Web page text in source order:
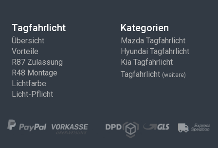
Tagfahrlicht
Übersicht
Vorteile
R87 Zulassung
R48 Montage
Lichtfarbe
Licht-Pflicht
Kategorien
Mazda Tagfahrlicht
Hyundai Tagfahrlicht
Kia Tagfahrlicht
Tagfahrlicht (weitere)